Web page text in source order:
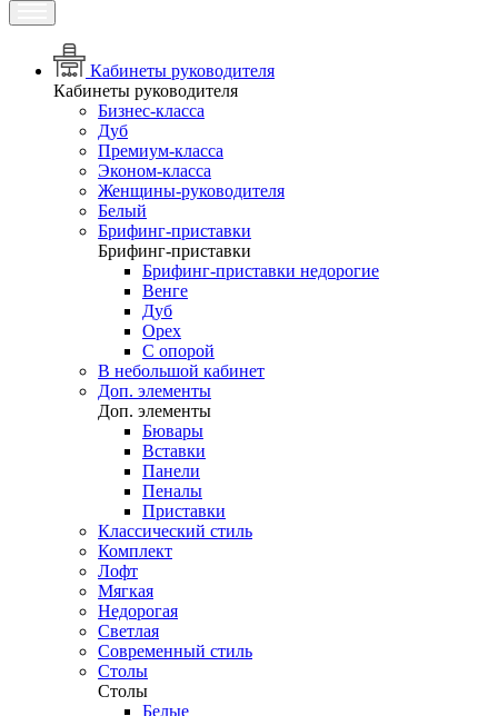
Кабинеты руководителя
Кабинеты руководителя
Бизнес-класса
Дуб
Премиум-класса
Эконом-класса
Женщины-руководителя
Белый
Брифинг-приставки
Брифинг-приставки
Брифинг-приставки недорогие
Венге
Дуб
Орех
С опорой
В небольшой кабинет
Доп. элементы
Доп. элементы
Бювары
Вставки
Панели
Пеналы
Приставки
Классический стиль
Комплект
Лофт
Мягкая
Недорогая
Светлая
Современный стиль
Столы
Столы
Белые